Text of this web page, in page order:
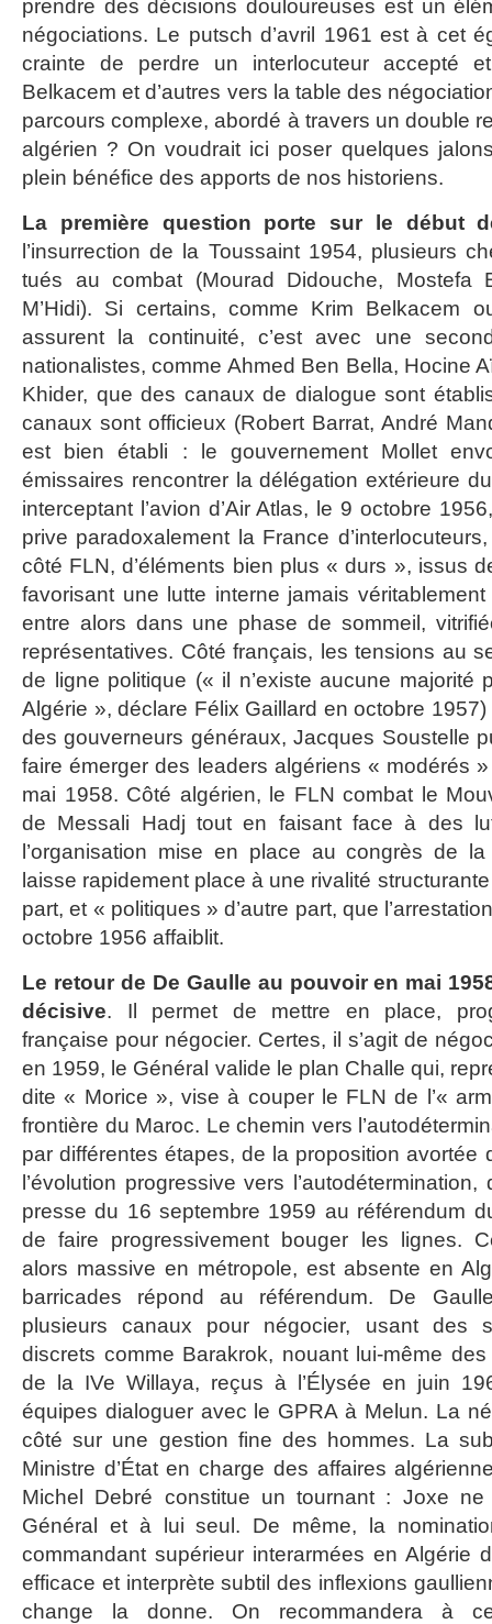
prendre des décisions douloureuses est un
négociations. Le putsch d’avril 1961 est à cet
crainte de perdre un interlocuteur accepté
Belkacem et d’autres vers la table des
parcours complexe, abordé à travers un double
algérien ? On voudrait ici poser quelques
plein bénéfice des apports de nos historiens.
La première question porte sur le début
l’insurrection de la Toussaint 1954, plusieurs
tués au combat (Mourad Didouche, Mostefa
M’Hidi). Si certains, comme Krim Belkacem
assurent la continuité, c’est avec une
nationalistes, comme Ahmed Ben Bella, Hocine
Khider, que des canaux de dialogue sont
canaux sont officieux (Robert Barrat, André
est bien établi : le gouvernement Mollet
émissaires rencontrer la délégation extérieure
interceptant l’avion d’Air Atlas, le 9 octobre
prive paradoxalement la France
côté FLN, d’éléments bien plus « durs », issus
favorisant une lutte interne jamais
entre alors dans une phase de sommeil,
représentatives. Côté français, les tensions au
de ligne politique (« il n’existe aucune majorité
Algérie », déclare Félix Gaillard en octobre
des gouverneurs généraux, Jacques Soustelle
faire émerger des leaders algériens « modérés
mai 1958. Côté algérien, le FLN combat le
de Messali Hadj tout en faisant face à des
l’organisation mise en place au congrès de
laisse rapidement place à une rivalité
part, et « politiques » d’autre part, que
octobre 1956 affaiblit.
Le retour de De Gaulle au pouvoir en mai
décisive. Il permet de mettre en place,
française pour négocier. Certes, il s’agit de
en 1959, le Général valide le plan Challe qui,
dite « Morice », vise à couper le FLN de l’«
frontière du Maroc. Le chemin vers
par différentes étapes, de la proposition
l’évolution progressive vers
presse du 16 septembre 1959 au référendum
de faire progressivement bouger les lignes.
alors massive en métropole, est absente en
barricades répond au référendum. De
plusieurs canaux pour négocier, usant des
discrets comme Barakrok, nouant lui-même
de la IVe Willaya, reçus à l’Élysée en juin
équipes dialoguer avec le GPRA à Melun. La
côté sur une gestion fine des hommes. La
Ministre d’État en charge des affaires
Michel Debré constitue un tournant : Joxe ne
Général et à lui seul. De même, la
commandant supérieur interarmées en Algérie
efficace et interprète subtil des inflexions
change la donne. On recommandera à